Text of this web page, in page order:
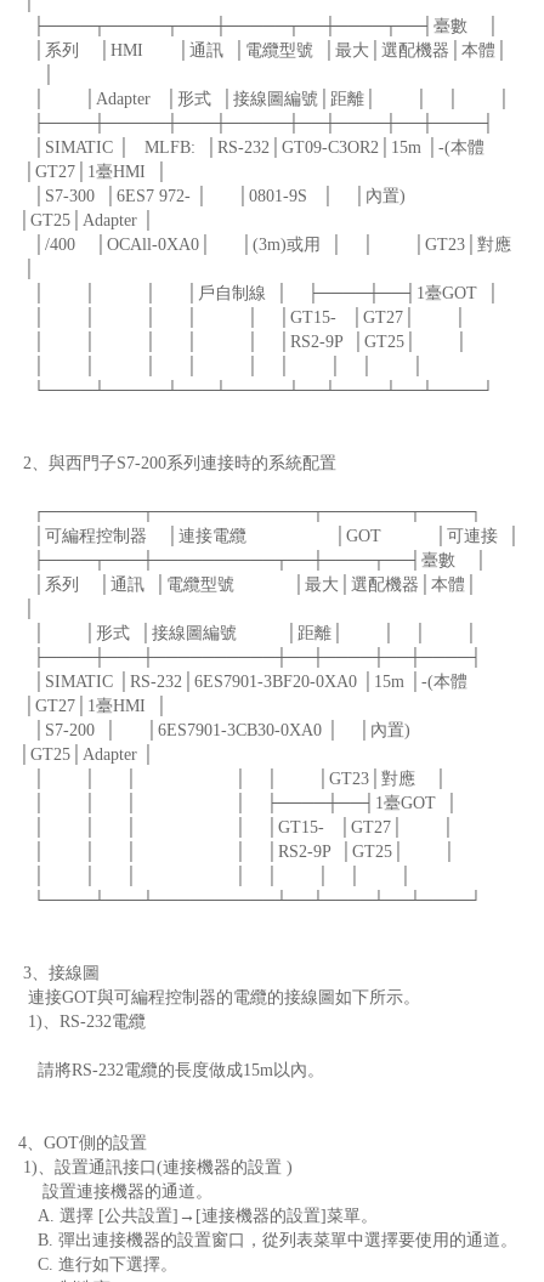
├────┬─────┬───┼─────┬──┼────┬──┤臺數 │
│系列 │HMI │通訊 │電纜型號 │最大│選配機器│本體│
│ │Adapter │形式 │接線圖編號│距離│ │ │ │
├────┼─────┼───┼─────┼──┼────┼──┼────┤
│SIMATIC │ MLFB: │RS-232│GT09-C3OR2│15m │-(本體
│GT27│1臺HMI │
│S7-300 │6ES7 972- │ │0801-9S │ │內置)
│GT25│Adapter │
│/400 │OCAll-0XA0│ │(3m)或用 │ │ │GT23│對應
│ │ │ │戶自制線 │ ├────┼──┤1臺GOT │
│ │ │ │ │ │GT15- │GT27│ │
│ │ │ │ │ │RS2-9P │GT25│ │
└────┴─────┴───┴─────┴──┴────┴──┴────┘
2、與西門子S7-200系列連接時的系統配置
┌────────┬─────────────┬───────┬────┐
│可編程控制器 │連接電纜 │GOT │可連接 │
├────┬───┼──────────┬──┼────┬──┤臺數 │
│系列 │通訊 │電纜型號 │最大│選配機器│本體│
│ │形式 │接線圖編號 │距離│ │ │ │
├────┼───┼──────────┼──┼────┼──┼────┤
│SIMATIC │RS-232│6ES7901-3BF20-0XA0 │15m │-(本體
│GT27│1臺HMI │
│S7-200 │ │6ES7901-3CB30-0XA0 │ │內置)
│GT25│Adapter │
│ │ │ │ │ │GT23│對應 │
│ │ │ │ ├────┼──┤1臺GOT │
│ │ │ │ │GT15- │GT27│ │
│ │ │ │ │RS2-9P │GT25│ │
└────┴───┴──────────┴──┴────┴──┴────┘
3、接線圖
連接GOT與可編程控制器的電纜的接線圖如下所示。
1)、RS-232電纜
請將RS-232電纜的長度做成15m以內。
4、GOT側的設置
1)、設置通訊接口(連接機器的設置 )
設置連接機器的通道。
A. 選擇 [公共設置]→[連接機器的設置]菜單。
B. 彈出連接機器的設置窗口，從列表菜單中選擇要使用的通道。
C. 進行如下選擇。